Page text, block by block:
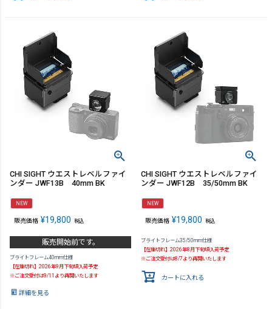
CHI SIGHT ウエストレベルファイ
ンダー JWF13B 40mm BK
NEW
販売価格 ¥19,800 税込
販売開始前です。
ブライトフレーム40mm仕様
【在庫切れ】2026年9月下旬頃入荷予定
※ご注文受付は9/11より再開いたします
詳細を見る
CHI SIGHT ウエストレベルファイ
ンダー JWF12B 35/50mm BK
NEW
販売価格 ¥19,800 税込
ブライトフレーム35/50mm仕様
【在庫切れ】2026年8月下旬頃入荷予定
※ご注文受付は8/7より再開いたします
カートに入れる